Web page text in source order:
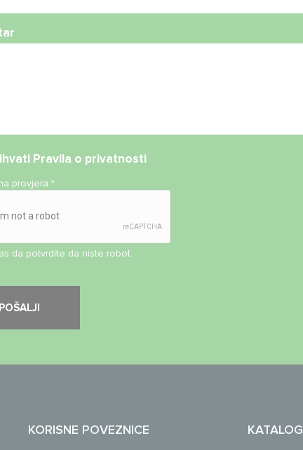
Pravila o privatnosti
provjera*
da potvrdite da niste robot.
KORISNE POVEZNICE KATALOG